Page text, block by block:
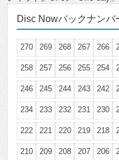
Disc Nowバックナンバ
270 269 268 267 266
258 257 256 255 254
246 245 244 243 242
234 233 232 231 230
222 221 220 219 218
210 209 208 207 206